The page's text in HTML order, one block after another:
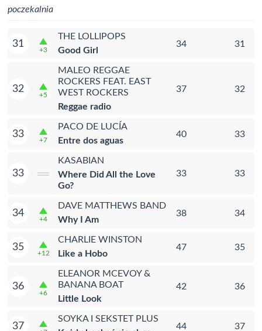
poczekalnia
31
+3
THE LOLLIPOPS
Good Girl
34 31
32
+5
MALEO REGGAE
ROCKERS FEAT. EAST
WEST ROCKERS
Reggae radio
37 32
33
+7
PACO DE LUCÍA
Entre dos aguas
40 33
33
KASABIAN
Where Did All the Love
Go?
33 33
34
+4
DAVE MATTHEWS BAND
Why I Am
38 34
35
+12
CHARLIE WINSTON
Like a Hobo
47 35
36
+6
ELEANOR MCEVOY &
BANANA BOAT
Little Look
42 36
37
SOYKA I SEKSTET PLUS
44 37